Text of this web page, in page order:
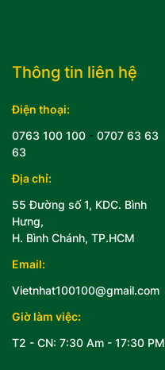
Thông tin liên hệ
Điện thoại:
0763 100 100 - 0707 63 63
63
Địa chỉ:
55 Đường số 1, KDC. Bình
Hưng,
H. Bình Chánh, TP.HCM
Email:
Vietnhat100100@gmail.com
Giờ làm việc:
T2 - CN: 7:30 Am - 17:30 PM